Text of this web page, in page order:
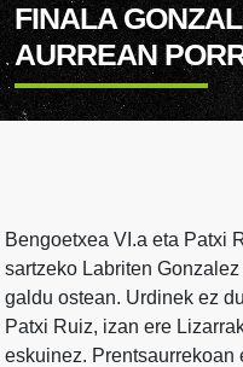
FINALA
AURREAN
Bengoetxea VI.a eta Patxi
sartzeko Labriten
galdu ostean. Urdinek ez
Patxi Ruiz, izan ere
eskuinez. Prentsaurrekoan